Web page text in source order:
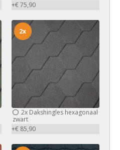
+€ 75,90
2xDakshingles hexagonaal
zwart
+€ 85,90
2x